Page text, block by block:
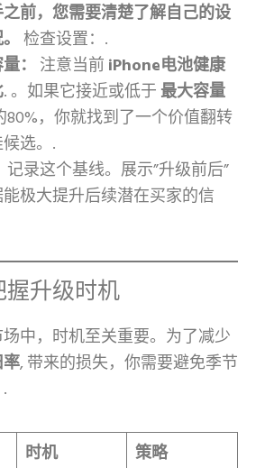
前，您需要清楚了解自己的设
检查设置：.
： 注意当前 iPhone电池健康
. 。如果它接近或低于 最大容量
80%，你就找到了一个价值翻转
选。.
记录这个基线。展示”升级前后”
极大提升后续潜在买家的信
升级时机
中，时机至关重要。为了减少
, 带来的损失，你需要避免季节
时机 策略